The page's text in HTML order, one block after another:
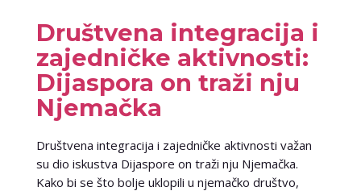
Društvena integracija i
zajedničke aktivnosti:
Dijaspora on traži nju
Njemačka
Društvena integracija i zajedničke aktivnosti važan
su dio iskustva Dijaspore on traži nju Njemačka.
Kako bi se što bolje uklopili u njemačko društvo,